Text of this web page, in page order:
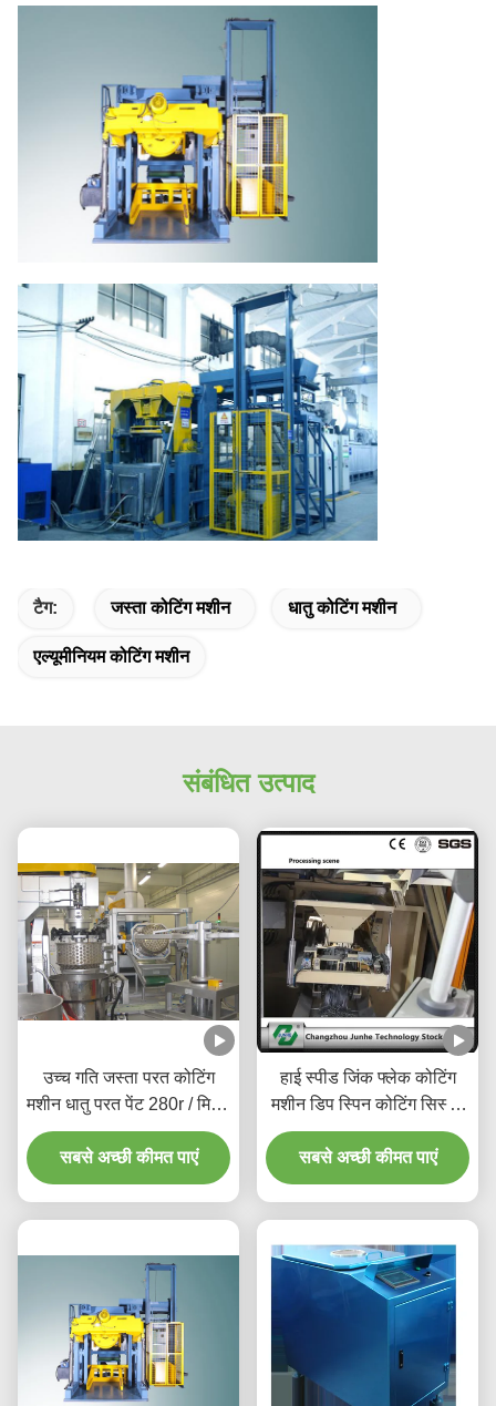
टैग: जस्ता कोटिंग मशीन धातु कोटिंग मशीन
एल्यूमीनियम कोटिंग मशीन
संबंधित उत्पाद
उच्च गति जस्ता परत कोटिंग
मशीन धातु परत पेंट 280r / मिनट
के लिए
सबसे अच्छी कीमत पाएं
हाई स्पीड जिंक फ्लेक कोटिंग
मशीन डिप स्पिन कोटिंग सिस्टम
मैक्स कैपेसिटी 1800kg / H के
साथ
सबसे अच्छी कीमत पाएं